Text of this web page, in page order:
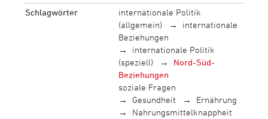
Schlagwörter
internationale Politik
(allgemein)
internationale
Beziehungen
internationale Politik
(speziell)
Nord-Süd-
Beziehungen
soziale Fragen
Gesundheit
Ernährung
Nahrungsmittelknappheit